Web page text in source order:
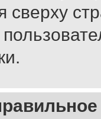
сверху